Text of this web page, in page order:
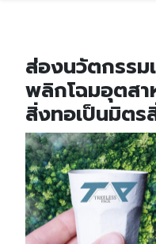
ส่องนวัตกรรม
พลิกโฉมอุตสา
สิ่งทอเป็นมิต